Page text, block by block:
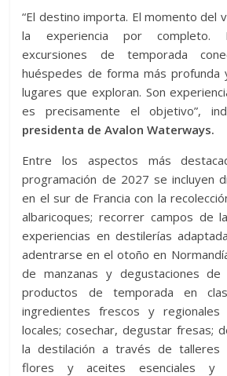
“El destino importa. El momento del
la experiencia por completo.
excursiones de temporada
huéspedes de forma más profunda
lugares que exploran. Son
es precisamente el objetivo”,
presidenta de Avalon Waterways.
Entre los aspectos más
programación de 2027 se incluyen
en el sur de Francia con la
albaricoques; recorrer campos de
experiencias en destilerías
adentrarse en el otoño en
de manzanas y degustaciones de
productos de temporada en
ingredientes frescos y
locales; cosechar, degustar fresas;
la destilación a través de talleres
flores y aceites esenciales y